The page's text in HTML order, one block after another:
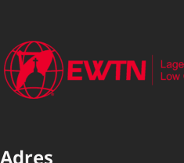
Adres